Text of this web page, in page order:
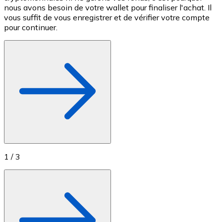
Achetez des cartes-cadeaux de vos marques
Aller à la boutique de cartes-cadeaux
nous avons besoin de votre wallet pour finaliser l'achat. Il
vous suffit de vous enregistrer et de vérifier votre compte
pour continuer.
1 / 3